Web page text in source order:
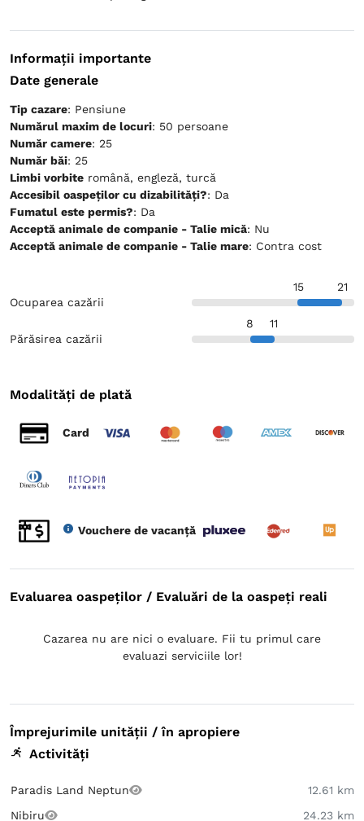
Informații importante
Date generale
Tip cazare: Pensiune
Numărul maxim de locuri: 50 persoane
Număr camere: 25
Număr băi: 25
Limbi vorbite română, engleză, turcă
Accesibil oaspeților cu dizabilități?
: Da
Fumatul este permis?
: Da
Acceptă animale de companie - Talie mică
: Nu
Acceptă animale de companie - Talie mare
: Contra cost
Ocuparea cazării
15 21
Părăsirea cazării
8 11
Modalități de plată
Card
Vouchere de vacanță
Evaluarea oaspeților / Evaluări de la oaspeți reali
Cazarea nu are nici o evaluare. Fii tu primul care
evaluazi serviciile lor!
Împrejurimile unității / în apropiere
Activități
Paradis Land Neptun
12.61 km
Nibiru
24.23 km